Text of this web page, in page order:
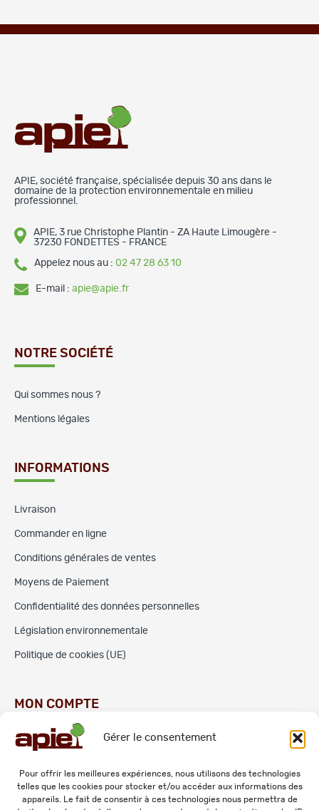
Gérer le consentement
Pour offrir les meilleures expériences, nous utilisons des technologies
telles que les cookies pour stocker et/ou accéder aux informations des
appareils. Le fait de consentir à ces technologies nous permettra de
APIE, société française, spécialisée depuis 30 ans dans le
domaine de la protection environnementale en milieu
professionnel.
APIE, 3 rue Christophe Plantin - ZA Haute Limougère -
37230 FONDETTES - FRANCE
Appelez nous au : 02 47 28 63 10
E-mail : apie@apie.fr
NOTRE SOCIÉTÉ
Qui sommes nous ?
Mentions légales
INFORMATIONS
Livraison
Commander en ligne
Conditions générales de ventes
Moyens de Paiement
Confidentialité des données personnelles
Législation environnementale
Politique de cookies (UE)
MON COMPTE
Commandes
Adresses
Mes informations personnelles